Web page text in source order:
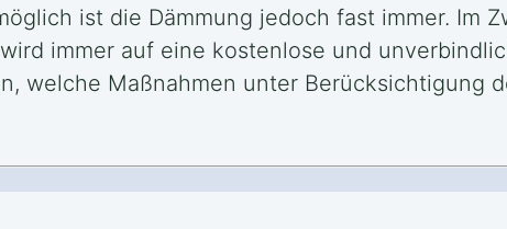
ist die Dämmung jedoch fast immer. Im
immer auf eine kostenlose und
welche Maßnahmen unter Berücksichtigung